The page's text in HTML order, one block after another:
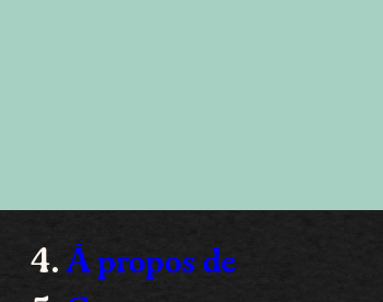
À propos de